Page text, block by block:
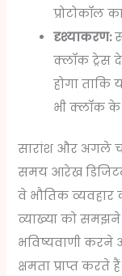
प्रोटोकॉल
दृश्याकरण:
क्लॉक ट्रेस
होगा ताकि
भी क्लॉक
सारांश और अगले
समय आरेख
वे भौतिक
व्याख्या को
भविष्यवाणी करने
क्षमता प्राप्त करते हैं।